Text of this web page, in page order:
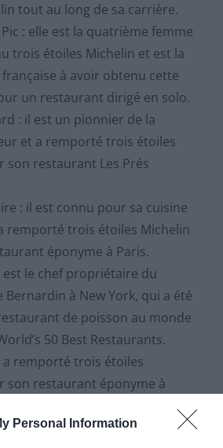
Personal Information
tout au long de sa carrière.
: elle est la quatrième femme
trois étoiles Michelin et est la
à avoir obtenu cette
un restaurant dirigé en solo.
: il est un pionnier de la
et a remporté trois étoiles
son restaurant Les Prés
: il est connu pour sa cuisine
remporté trois étoiles Michelin
éponyme à Paris.
est le chef propriétaire du
Bernardin à New York, qui a été
de poisson au monde
50 Best Restaurants.
a remporté trois étoiles
son restaurant éponyme à
plusieurs autres restaurants